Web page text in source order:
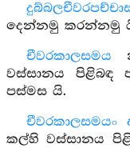
දෙන්නමු කරන්නමු
චීවරකාලසමය
වස්සානය පිළිබඳ
පස්මස යි.
චීවරකාලසමයං
කල්හි වස්සානය